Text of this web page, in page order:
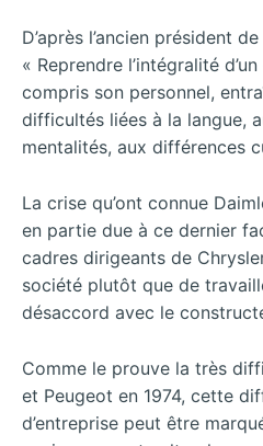
D’après l’ancien président
« Reprendre l’intégralité
compris son personnel,
difficultés liées à la langue,
mentalités, aux différences
La crise qu’ont connue
en partie due à ce dernier
cadres dirigeants de
société plutôt que de
désaccord avec le
Comme le prouve la très
et Peugeot en 1974, cette
d’entreprise peut être